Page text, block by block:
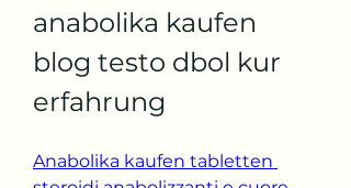
anabolika kaufen
blog testo dbol kur
erfahrung
Anabolika kaufen tabletten